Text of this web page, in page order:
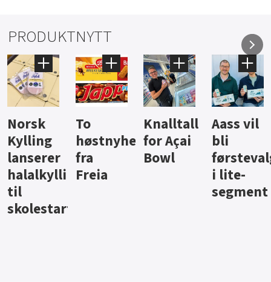
PRODUKTNYTT
Knalltall
for Açai
Bowl
Aass vil
bli
førstevalg
i lite-
Brus og
jus fra
Berentsen
Hard
iste fra
Hansa